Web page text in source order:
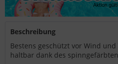
Beschreibung
Bestens geschützt vor Wind
haltbar dank des